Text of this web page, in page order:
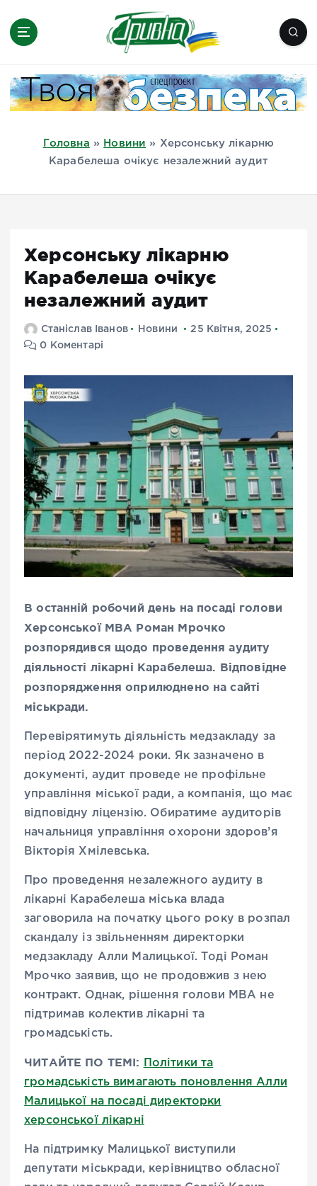
Миколаїв, Одеса, Мелітополь
Головна » Новини »
Херсонську лікарню
Карабелеша очікує незалежний аудит
Херсонську лікарню
Карабелеша очікує
незалежний аудит
Станіслав Іванов Новини
25 Квітня, 2025
0 Коментарі
В останній робочий день на посаді голови
Херсонської МВА Роман Мрочко
розпорядився щодо проведення аудиту
діяльності лікарні Карабелеша. Відповідне
розпорядження оприлюднено на сайті
міськради.
Перевірятимуть діяльність медзакладу за
період 2022-2024 роки. Як зазначено в
документі, аудит проведе не профільне
управління міської ради, а компанія, що має
відповідну ліцензію. Обиратиме аудиторів
начальниця управління охорони здоров’я
Вікторія Хмілевська.
Про проведення незалежного аудиту в
лікарні Карабелеша міська влада
заговорила на початку цього року в розпал
скандалу із звільненням директорки
медзакладу Алли Малицької. Тоді Роман
Мрочко заявив, що не продовжив з нею
контракт. Однак, рішення голови МВА не
підтримав колектив лікарні та
громадськість.
ЧИТАЙТЕ ПО ТЕМІ:
Політики та
громадськість вимагають поновлення Алли
Малицької на посаді директорки
херсонської лікарні
На підтримку Малицької виступили
депутати міськради, керівництво обласної